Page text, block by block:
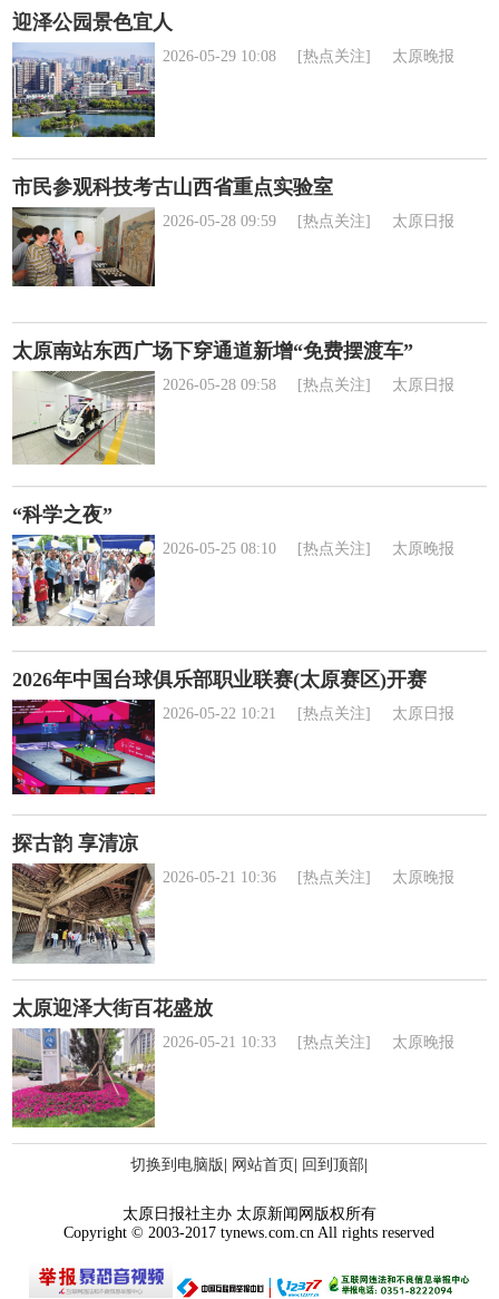
迎泽公园景色宜人
2026-05-29 10:08 [热点关注] 太原晚报
市民参观科技考古山西省重点实验室
2026-05-28 09:59 [热点关注] 太原日报
太原南站东西广场下穿通道新增“免费摆渡车”
2026-05-28 09:58 [热点关注] 太原日报
“科学之夜”
2026-05-25 08:10 [热点关注] 太原晚报
2026年中国台球俱乐部职业联赛(太原赛区)开赛
2026-05-22 10:21 [热点关注] 太原日报
探古韵 享清凉
2026-05-21 10:36 [热点关注] 太原晚报
太原迎泽大街百花盛放
2026-05-21 10:33 [热点关注] 太原晚报
切换到电脑版 网站首页 回到顶部
太原日报社主办 太原新闻网版权所有
Copyright © 2003-2017 tynews.com.cn All rights reserved